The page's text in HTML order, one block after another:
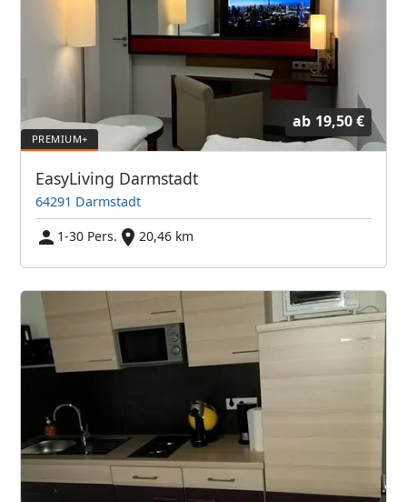
ab 19,50 €
EasyLiving Darmstadt
64291 Darmstadt
1-30 Pers.
20,46 km